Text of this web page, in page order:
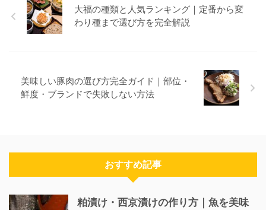
大福の種類と人気ランキング｜定番から変
わり種まで選び方を完全解説
美味しい豚肉の選び方完全ガイド｜部位・
鮮度・ブランドで失敗しない方法
おすすめ記事
粕漬け・西京漬けの作り方｜魚を美味